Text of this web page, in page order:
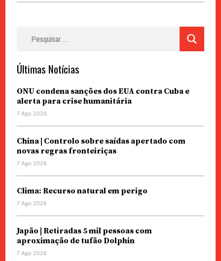
Últimas Notícias
ONU condena sanções dos EUA contra Cuba e
alerta para crise humanitária
7 Ago 2026
China | Controlo sobre saídas apertado com
novas regras fronteiriças
7 Ago 2026
Clima: Recurso natural em perigo
7 Ago 2026
Japão | Retiradas 5 mil pessoas com
aproximação de tufão Dolphin
7 Ago 2026